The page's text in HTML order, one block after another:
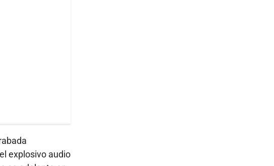
explosivo audio